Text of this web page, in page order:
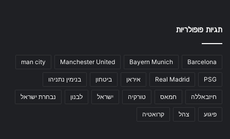
תגיות פופולריות
Barcelona
Bayern Munich
Manchester United
man city
PSG
Real Madrid איראן ביטחון בנימין נתניהו
חיזבאללה חמאס טורקיה ישראל לבנון נבחרת ישראל
פיגוע צהל קרואטיה